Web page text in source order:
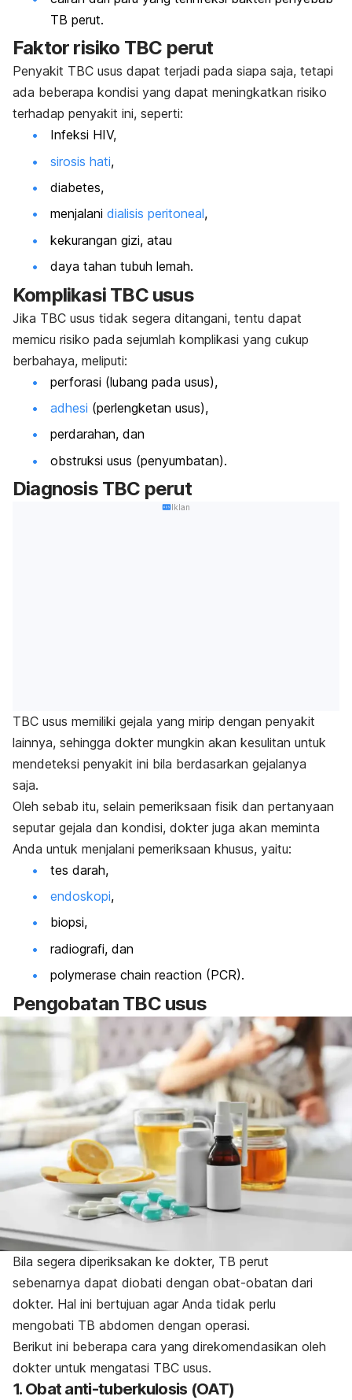
TB perut.
Faktor risiko TBC perut
Penyakit TBC usus dapat terjadi pada siapa saja, tetapi
ada beberapa kondisi yang dapat meningkatkan risiko
terhadap penyakit ini, seperti:
Infeksi HIV,
sirosis hati,
diabetes,
menjalani dialisis peritoneal,
kekurangan gizi, atau
daya tahan tubuh lemah.
Komplikasi TBC usus
Jika TBC usus tidak segera ditangani, tentu dapat
memicu risiko pada sejumlah komplikasi yang cukup
berbahaya, meliputi:
perforasi (lubang pada usus),
adhesi (perlengketan usus),
perdarahan, dan
obstruksi usus (penyumbatan).
Diagnosis TBC perut
Iklan
TBC usus memiliki gejala yang mirip dengan penyakit
lainnya, sehingga dokter mungkin akan kesulitan untuk
mendeteksi penyakit ini bila berdasarkan gejalanya
saja.
Oleh sebab itu, selain pemeriksaan fisik dan pertanyaan
seputar gejala dan kondisi, dokter juga akan meminta
Anda untuk menjalani pemeriksaan khusus, yaitu:
tes darah,
endoskopi,
biopsi,
radiografi, dan
polymerase chain reaction (PCR).
Pengobatan TBC usus
Bila segera diperiksakan ke dokter, TB perut
sebenarnya dapat diobati dengan obat-obatan dari
dokter. Hal ini bertujuan agar Anda tidak perlu
mengobati TB abdomen dengan operasi.
Berikut ini beberapa cara yang direkomendasikan oleh
dokter untuk mengatasi TBC usus.
1. Obat anti-tuberkulosis (OAT)